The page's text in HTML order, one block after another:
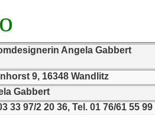
Angela Gabbert
9, 16348 Wandlitz
Gabbert
33 97/2 20 36, Tel. 01 76/61 55 99